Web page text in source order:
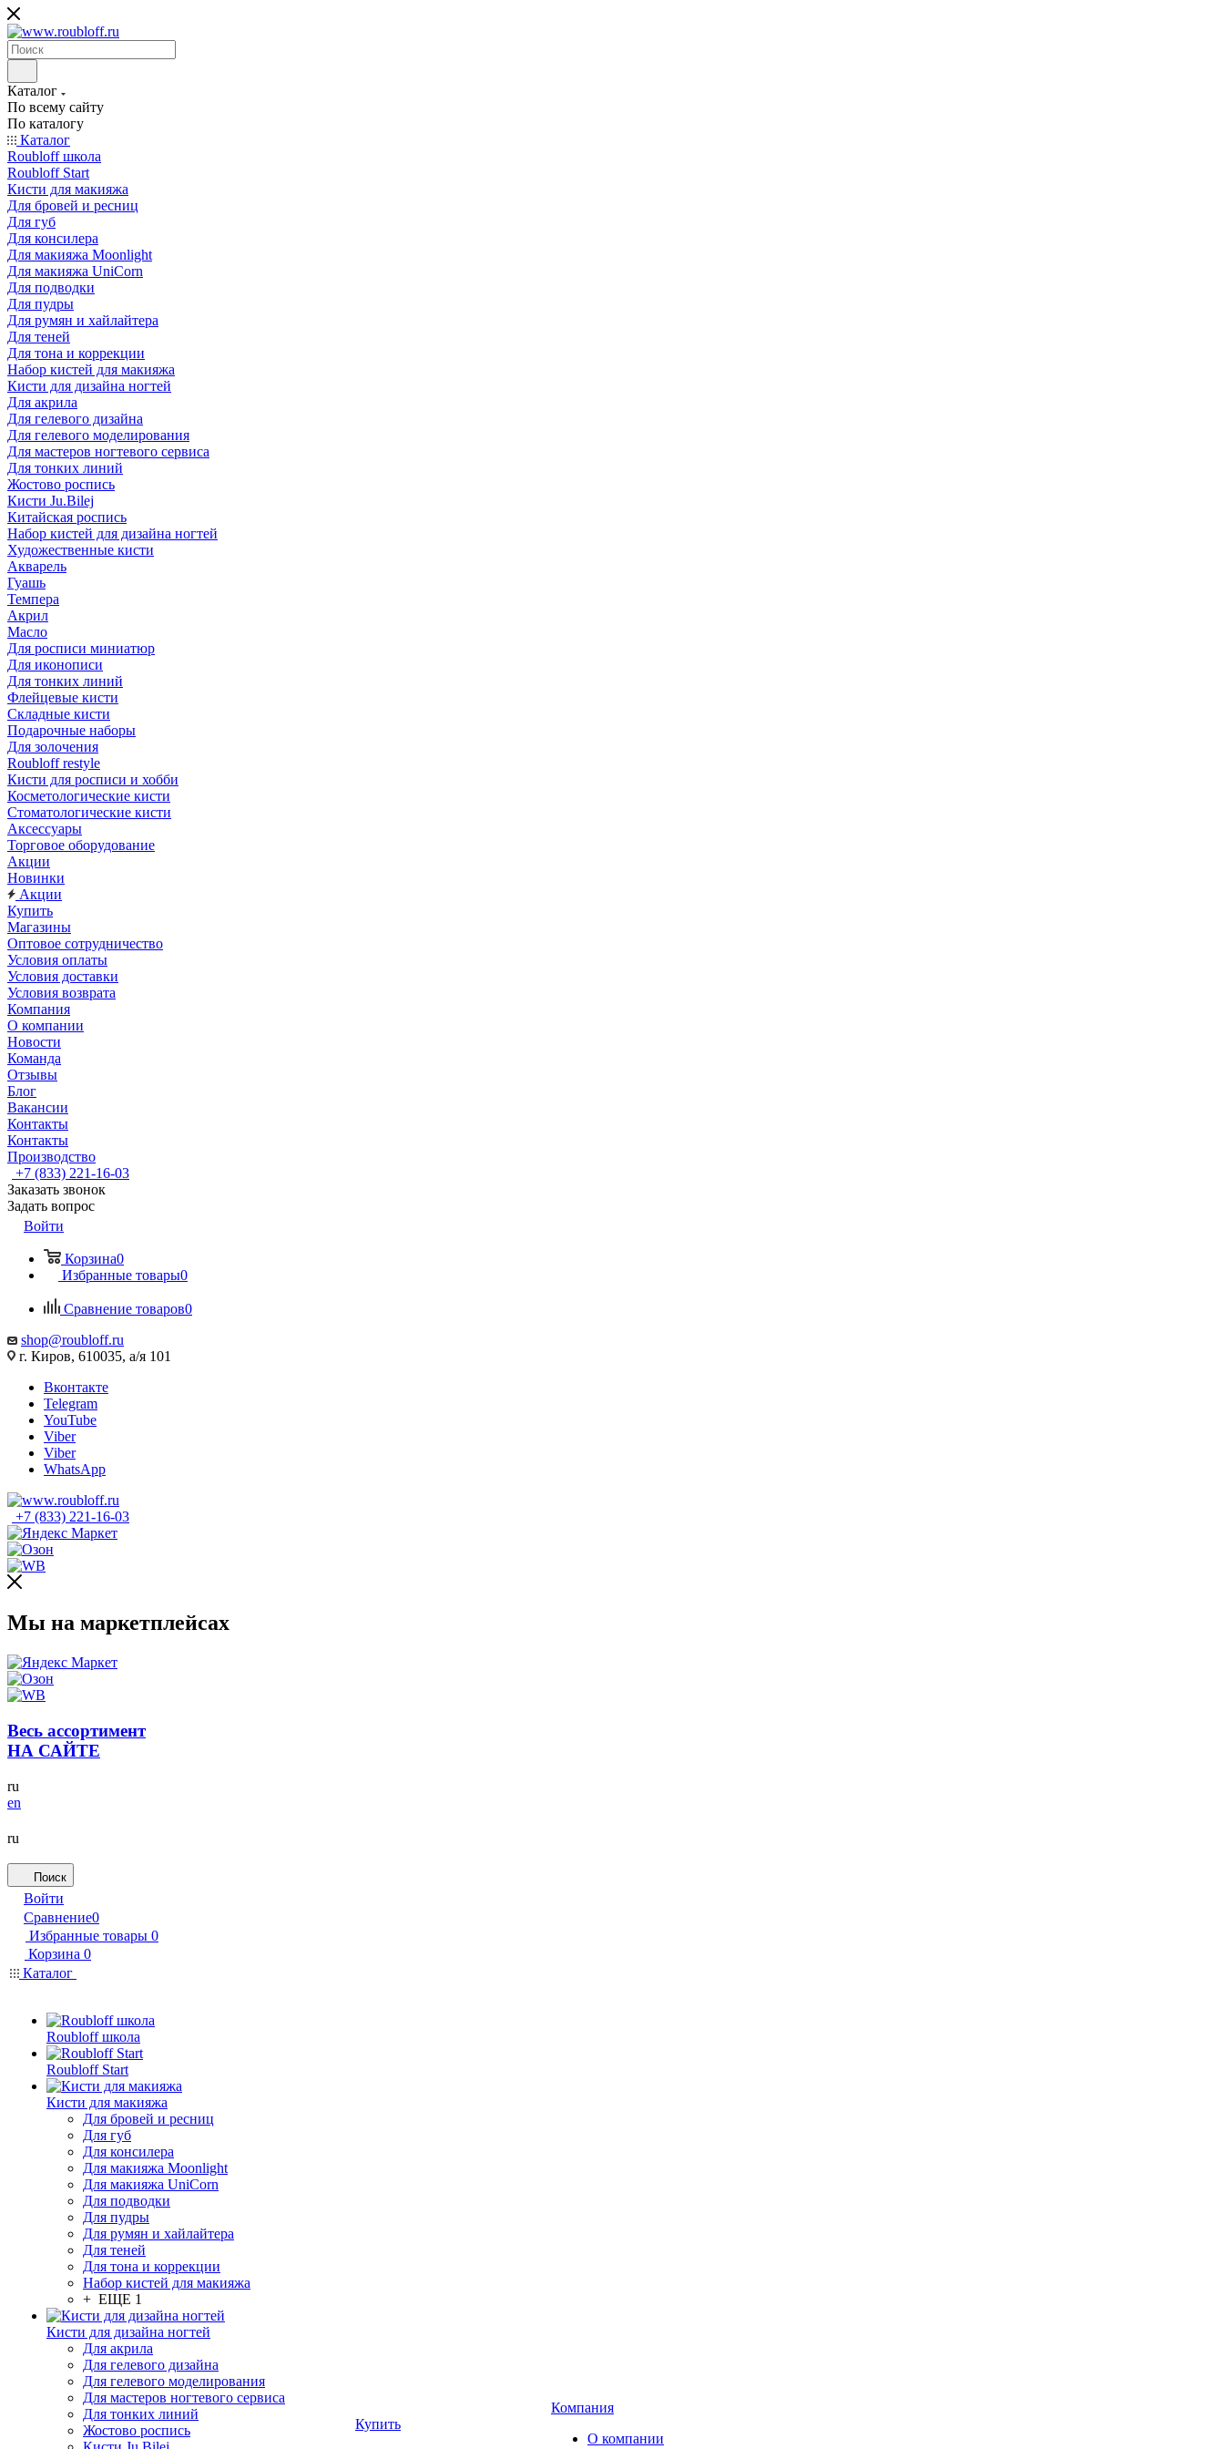
Каталог
По всему сайту
По каталогу
Каталог
Roubloff школа
Roubloff Start
Кисти для макияжа
Для бровей и ресниц
Для губ
Для консилера
Для макияжа Moonlight
Для макияжа UniCorn
Для подводки
Для пудры
Для румян и хайлайтера
Для теней
Для тона и коррекции
Набор кистей для макияжа
Кисти для дизайна ногтей
Для акрила
Для гелевого дизайна
Для гелевого моделирования
Для мастеров ногтевого сервиса
Для тонких линий
Жостово роспись
Кисти Ju.Bilej
Китайская роспись
Набор кистей для дизайна ногтей
Художественные кисти
Акварель
Гуашь
Темпера
Акрил
Масло
Для росписи миниатюр
Для иконописи
Для тонких линий
Флейцевые кисти
Складные кисти
Подарочные наборы
Для золочения
Roubloff restyle
Кисти для росписи и хобби
Косметологические кисти
Стоматологические кисти
Аксессуары
Торговое оборудование
Акции
Новинки
Акции
Купить
Магазины
Оптовое сотрудничество
Условия оплаты
Условия доставки
Условия возврата
Компания
О компании
Новости
Команда
Отзывы
Блог
Вакансии
Контакты
Контакты
Производство
+7 (833) 221-16-03
Заказать звонок
Задать вопрос
Войти
Корзина0
Избранные товары0
Сравнение товаров0
shop@roubloff.ru
г. Киров, 610035, а/я 101
Вконтакте
Telegram
YouTube
Viber
Viber
WhatsApp
+7 (833) 221-16-03
Мы на маркетплейсах
Весь ассортимент
НА САЙТЕ
ru
en
ru
Поиск
Войти
Сравнение0
Избранные товары 0
Корзина 0
Каталог
Roubloff школа
Roubloff Start
Кисти для макияжа
Для бровей и ресниц
Для губ
Для консилера
Для макияжа Moonlight
Для макияжа UniCorn
Для подводки
Для пудры
Для румян и хайлайтера
Для теней
Для тона и коррекции
Набор кистей для макияжа
+ ЕЩЕ 1
Кисти для дизайна ногтей
Для акрила
Для гелевого дизайна
Для гелевого моделирования
Для мастеров ногтевого сервиса
Для тонких линий
Жостово роспись
Купить
Компания
О компании